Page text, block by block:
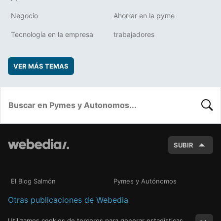
Negocio Ahorrar en la pyme
Tecnología en la empresa trabajadores
VER MÁS TEMAS
SUBIR
El Blog Salmón Pymes y Autónomos
Otras publicaciones de Webedia